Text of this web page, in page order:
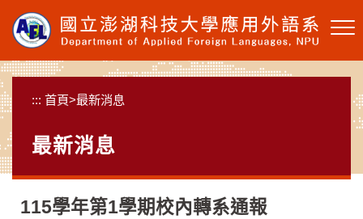
要
內
容
塊
::: 首頁>最新消息
最新消息
115學年第1學期校內轉系通報